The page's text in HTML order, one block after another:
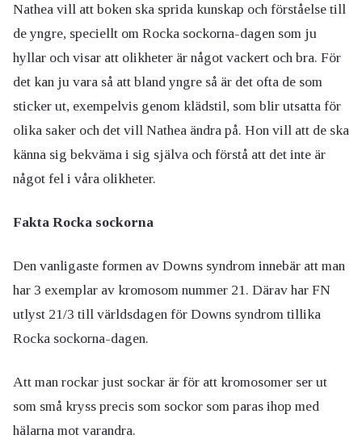
Nathea vill att boken ska sprida kunskap och förståelse till
de yngre, speciellt om Rocka sockorna-dagen som ju
hyllar och visar att olikheter är något vackert och bra. För
det kan ju vara så att bland yngre så är det ofta de som
sticker ut, exempelvis genom klädstil, som blir utsatta för
olika saker och det vill Nathea ändra på. Hon vill att de ska
känna sig bekväma i sig själva och förstå att det inte är
något fel i våra olikheter.
Fakta Rocka sockorna
Den vanligaste formen av Downs syndrom innebär att man
har 3 exemplar av kromosom nummer 21. Därav har FN
utlyst 21/3 till världsdagen för Downs syndrom tillika
Rocka sockorna-dagen.
Att man rockar just sockar är för att kromosomer ser ut
som små kryss precis som sockor som paras ihop med
hälarna mot varandra.